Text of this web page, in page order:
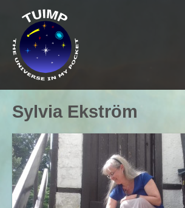
Sylvia Ekström